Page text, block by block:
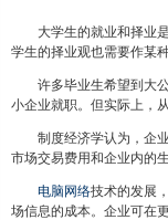
大学生的就业和择业是
学生的择业观也需要作某
许多毕业生希望到大公
小企业就职。但实际上，
制度经济学认为，企业
市场交易费用和企业内的
电脑 网络技术的发展
场信息的成本。企业可在